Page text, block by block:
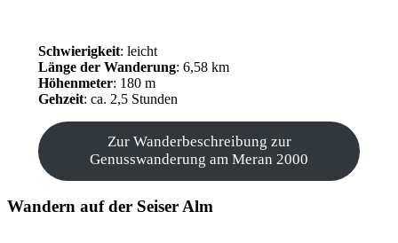
Schwierigkeit: leicht
Länge der Wanderung: 6,58 km
Höhenmeter: 180 m
Gehzeit: ca. 2,5 Stunden
Zur Wanderbeschreibung zur
Genusswanderung am Meran 2000
Wandern auf der Seiser Alm